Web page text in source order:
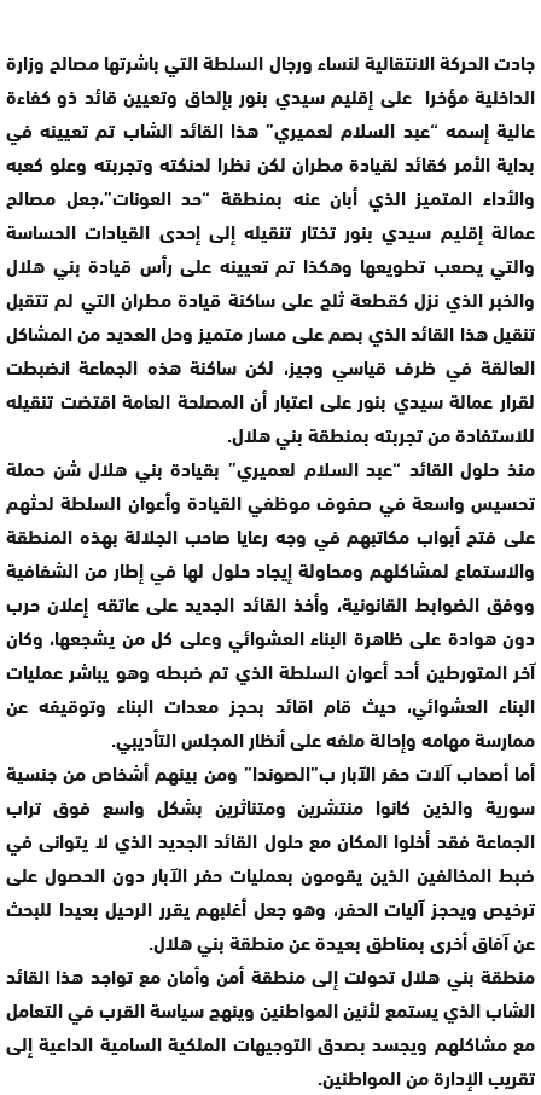
جادت الحركة الانتقالية لنساء ورجال السلطة التي باشرتها مصالح وزارة
الداخلية مؤخرا على إقليم سيدي بنور بإلحاق وتعيين قائد ذو كفاءة
عالية إسمه “عبد السلام لعميري” هذا القائد الشاب تم تعيينه في
بداية الأمر كقائد لقيادة مطران لكن نظرا لحنكته وتجربته وعلو كعبه
والأداء المتميز الذي أبان عنه بمنطقة “حد العونات”،جعل مصالح
عمالة إقليم سيدي بنور تختار تنقيله إلى إحدى القيادات الحساسة
والتي يصعب تطويعها وهكذا تم تعيينه على رأس قيادة بني هلال
والخبر الذي نزل كقطعة ثلج على ساكنة قيادة مطران التي لم تتقبل
تنقيل هذا القائد الذي بصم على مسار متميز وحل العديد من المشاكل
العالقة في ظرف قياسي وجيز، لكن ساكنة هذه الجماعة انضبطت
لقرار عمالة سيدي بنور على اعتبار أن المصلحة العامة اقتضت تنقيله
للاستفادة من تجربته بمنطقة بني هلال.
منذ حلول القائد “عبد السلام لعميري” بقيادة بني هلال شن حملة
تحسيس واسعة في صفوف موظفي القيادة وأعوان السلطة لحثهم
على فتح أبواب مكاتبهم في وجه رعايا صاحب الجلالة بهذه المنطقة
والاستماع لمشاكلهم ومحاولة إيجاد حلول لها في إطار من الشفافية
ووفق الضوابط القانونية، وأخذ القائد الجديد على عاتقه إعلان حرب
دون هوادة على ظاهرة البناء العشوائي وعلى كل من يشجعها، وكان
آخر المتورطين أحد أعوان السلطة الذي تم ضبطه وهو يباشر عمليات
البناء العشوائي، حيث قام اقائد بحجز معدات البناء وتوقيفه عن
ممارسة مهامه وإحالة ملفه على أنظار المجلس التأديبي.
أما أصحاب آلات حفر الآبار ب”الصوندا” ومن بينهم أشخاص من جنسية
سورية والذين كانوا منتشرين ومتناثرين بشكل واسع فوق تراب
الجماعة فقد أخلوا المكان مع حلول القائد الجديد الذي لا يتوانى في
ضبط المخالفين الذين يقومون بعمليات حفر الآبار دون الحصول على
ترخيص ويحجز آليات الحفر، وهو جعل أغلبهم يقرر الرحيل بعيدا للبحث
عن آفاق أخرى بمناطق بعيدة عن منطقة بني هلال.
منطقة بني هلال تحولت إلى منطقة أمن وأمان مع تواجد هذا القائد
الشاب الذي يستمع لأنين المواطنين وينهج سياسة القرب في التعامل
مع مشاكلهم ويجسد بصدق التوجيهات الملكية السامية الداعية إلى
تقريب الإدارة من المواطنين.